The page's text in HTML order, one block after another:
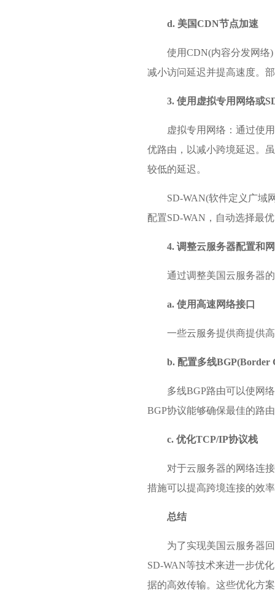
d. 美国CDN节点加速
使用CDN(内容分发网络
减小访问延迟并提高速度。
3. 使用虚拟专用网络或
虚拟专用网络：通过使
优路由，以减小跨境延迟。
较低的延迟。
SD-WAN(软件定义广域
配置SD-WAN，自动选择最
4. 调整云服务器配置和
通过调整美国云服务器
a. 使用高速网络接口
一些云服务提供商提供
b. 配置多线BGP(Border
多线BGP路由可以使网
BGP协议能够确保最佳的路
c. 优化TCP/IP协议栈
对于云服务器的网络连
措施可以提高跨境连接的效
总结
为了实现美国云服务器
SD-WAN等技术来进一步优
据的高效传输。这些优化方